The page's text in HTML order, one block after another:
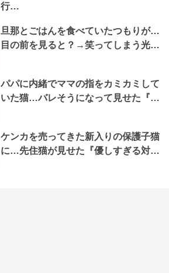
行…
旦那とごはんを食べていたつもりが…
目の前を見ると？→笑ってしまう光…
パパに内緒でママの指をカミカミして
いた猫…バレそうになって見せた『…
ケンカを売ってきた新入りの保護子猫
に…先住猫が見せた『優しすぎる対…